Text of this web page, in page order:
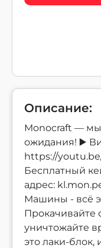
Описание:
Monocraft —
ожидания! ▶️
https://
Бесплатный
адрес:
Машины - всё
Прокачивайте
уничтожайте
это лаки-блок,